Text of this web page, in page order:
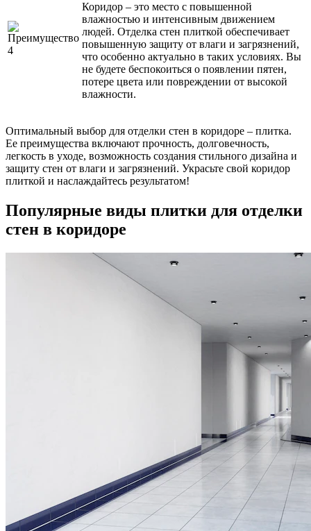
Коридор – это место с повышенной
влажностью и интенсивным движением
людей. Отделка стен плиткой обеспечивает
повышенную защиту от влаги и загрязнений,
что особенно актуально в таких условиях. Вы
не будете беспокоиться о появлении пятен,
потере цвета или повреждении от высокой
влажности.
Оптимальный выбор для отделки стен в коридоре – плитка.
Ее преимущества включают прочность, долговечность,
легкость в уходе, возможность создания стильного дизайна и
защиту стен от влаги и загрязнений. Украсьте свой коридор
плиткой и наслаждайтесь результатом!
Популярные виды плитки для отделки
стен в коридоре